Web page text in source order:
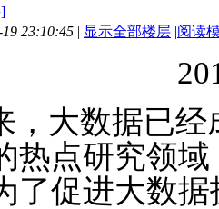
23:10:45 | 显示全部楼层 |阅读
，大数据已
热点研究领
了促进大数